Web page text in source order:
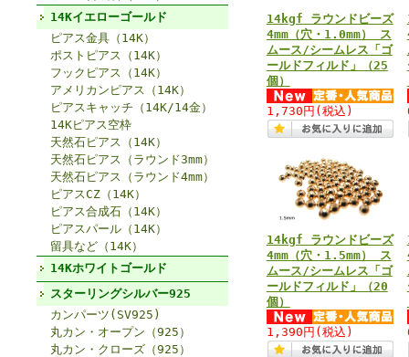
14Kイエローゴールド
ピアス金具（14K）
ポストピアス（14K）
フックピアス（14K）
アメリカンピアス（14K）
ピアスキャッチ（14K/14金）
14Kピアス空枠
天然石ピアス（14K）
天然石ピアス（ラウンド3mm）
天然石ピアス（ラウンド4mm）
ピアスCZ（14K）
ピアス合成石（14K）
ピアスパール（14K）
留具など（14K）
14Kホワイトゴールド
スターリングシルバー925
カンパーツ(SV925)
丸カン・オープン（925）
丸カン・クローズ（925）
14kgf ラウンドビーズ
4mm（穴・1.0mm） ス
ムース/シームレス「ゴ
ールドフィルド」（25
個）
1,730円 (税込)
14kgf ラウンドビーズ
4mm（穴・1.5mm） ス
ムース/シームレス「ゴ
ールドフィルド」（20
個）
1,390円 (税込)